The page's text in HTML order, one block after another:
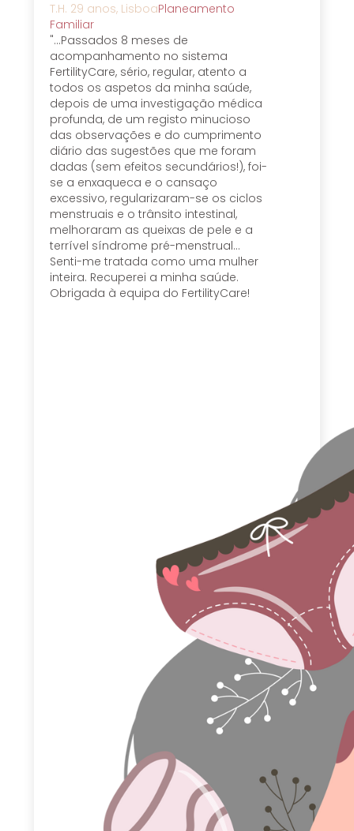
T.H. 29 anos, LisboaPlaneamento
Familiar
"...Passados 8 meses de
acompanhamento no sistema
FertilityCare, sério, regular, atento a
todos os aspetos da minha saúde,
depois de uma investigação médica
profunda, de um registo minucioso
das observações e do cumprimento
diário das sugestões que me foram
dadas (sem efeitos secundários!), foi-
se a enxaqueca e o cansaço
excessivo, regularizaram-se os ciclos
menstruais e o trânsito intestinal,
melhoraram as queixas de pele e a
terrível síndrome pré-menstrual…
Senti-me tratada como uma mulher
inteira. Recuperei a minha saúde.
Obrigada à equipa do FertilityCare!